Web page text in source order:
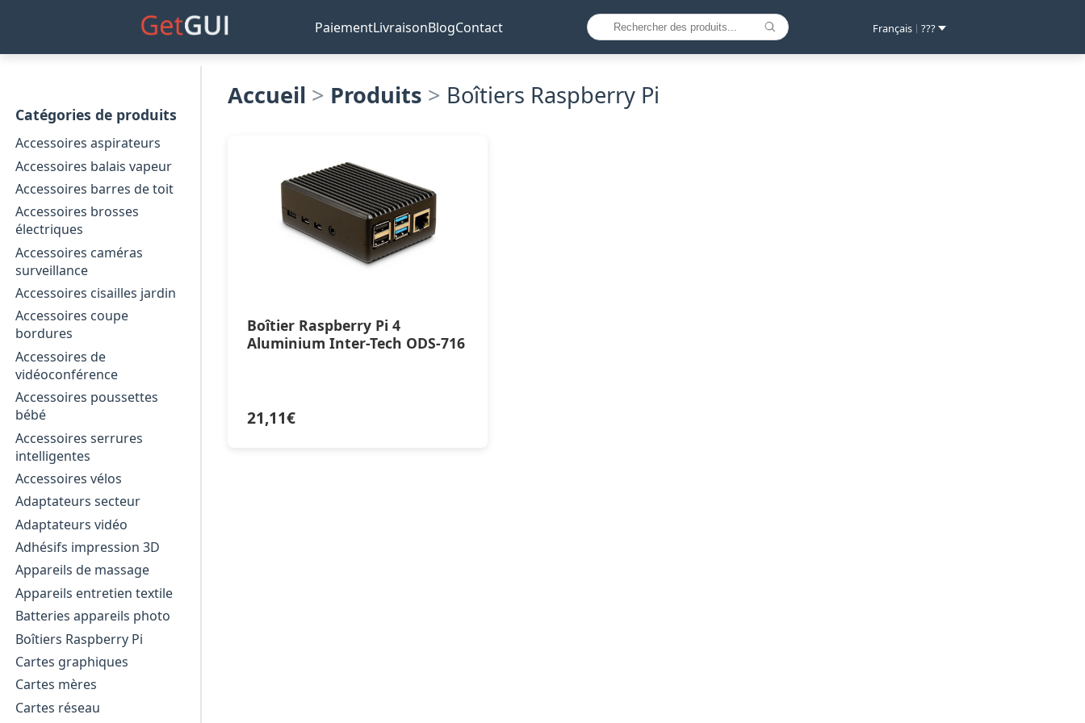
PaiementLivraisonBlogContact Français | ???
Catégories de produits
Accessoires aspirateurs
Accessoires balais vapeur
Accessoires barres de toit
Accessoires brosses
électriques
Accessoires caméras
surveillance
Accessoires cisailles jardin
Accessoires coupe
bordures
Accessoires de
vidéoconférence
Accessoires poussettes
bébé
Accessoires serrures
intelligentes
Accessoires vélos
Adaptateurs secteur
Adaptateurs vidéo
Adhésifs impression 3D
Appareils de massage
Appareils entretien textile
Batteries appareils photo
Boîtiers Raspberry Pi
Cartes graphiques
Cartes mères
Cartes réseau
Accueil > Produits > Boîtiers Raspberry Pi
Boîtier Raspberry Pi 4
Aluminium Inter-Tech ODS-716
21,11€